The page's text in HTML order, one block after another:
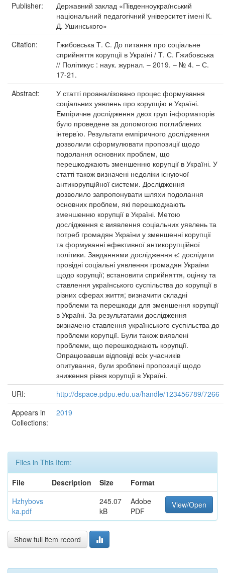
Publisher:
Державний заклад «Південноукраїнський
національний педагогічний університет імені К.
Д. Ушинського»
Citation:
Гжибовська Т. С. До питання про соціальне
сприйняття корупції в Україні / Т. С. Гжибовська
// Політикус : наук. журнал. – 2019. – № 4. – С.
17-21.
Abstract:
У статті проаналізовано процес формування
соціальних уявлень про корупцію в Україні.
Емпіричне дослідження двох груп інформаторів
було проведене за допомогою поглиблених
інтерв’ю. Результати емпіричного дослідження
дозволили сформулювати пропозиції щодо
подолання основних проблем, що
перешкоджають зменшенню корупції в Україні. У
статті також визначені недоліки існуючої
антикорупційної системи. Дослідження
дозволило запропонувати шляхи подолання
основних проблем, які перешкоджають
зменшенню корупції в Україні. Метою
дослідження є виявлення соціальних уявлень та
потреб громадян України у зменшенні корупції
та формуванні ефективної антикорупційної
політики. Завданнями дослідження є: дослідити
провідні соціальні уявлення громадян України
щодо корупції; встановити сприйняття, оцінку та
ставлення українського суспільства до корупції в
різних сферах життя; визначити складні
проблеми та перешкоди для зменшення корупції
в Україні. За результатами дослідження
визначено ставлення українського суспільства до
проблеми корупції. Були також виявлені
проблеми, що перешкоджають корупції.
Опрацювавши відповіді всіх учасників
опитування, були зроблені пропозиції щодо
зниження рівня корупції в Україні.
URI:
http://dspace.pdpu.edu.ua/handle/123456789/7266
Appears in
Collections:
2019
Files in This Item:
File
Description Size
Format
Hzhybovs
ka.pdf
245.07
kB
Adobe
PDF
View/Open
Show full item record